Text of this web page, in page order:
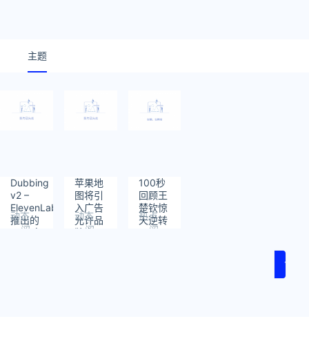
主题
Dubbing
v2 –
ElevenLabs
推出的
AI 配音
动态
阅
苹果地
图将引
入广告
允许品
牌竞价
动态
阅
100秒
回顾王
楚钦惊
天逆转
热点
阅
1